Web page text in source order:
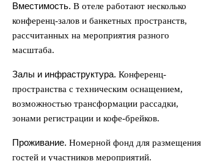
Вместимость. В отеле работают несколько
конференц-залов и банкетных пространств,
рассчитанных на мероприятия разного
масштаба.
Залы и инфраструктура. Конференц-
пространства с техническим оснащением,
возможностью трансформации рассадки,
зонами регистрации и кофе-брейков.
Проживание. Номерной фонд для размещения
гостей и участников мероприятий.